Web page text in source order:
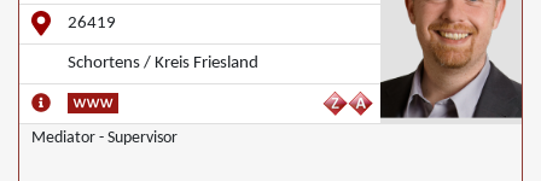
26419
Schortens / Kreis Friesland
Mediator - Supervisor